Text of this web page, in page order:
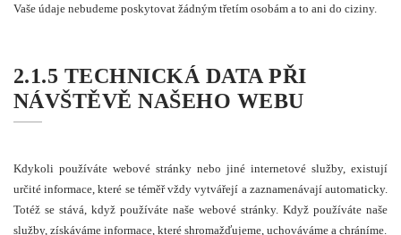
Vaše údaje nebudeme poskytovat žádným třetím osobám a to ani do ciziny.
2.1.5 TECHNICKÁ DATA PŘI
NÁVŠTĚVĚ NAŠEHO WEBU
Kdykoli používáte webové stránky nebo jiné internetové služby, existují
určité informace, které se téměř vždy vytvářejí a zaznamenávají automaticky.
Totéž se stává, když používáte naše webové stránky. Když používáte naše
služby, získáváme informace, které shromažďujeme, uchováváme a chráníme.